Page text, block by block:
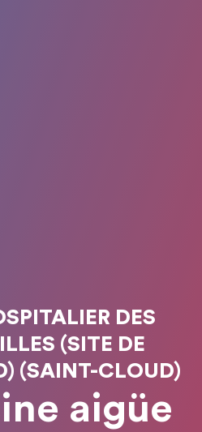
DES
(SITE DE
(SAINT-CLOUD)
aigüe